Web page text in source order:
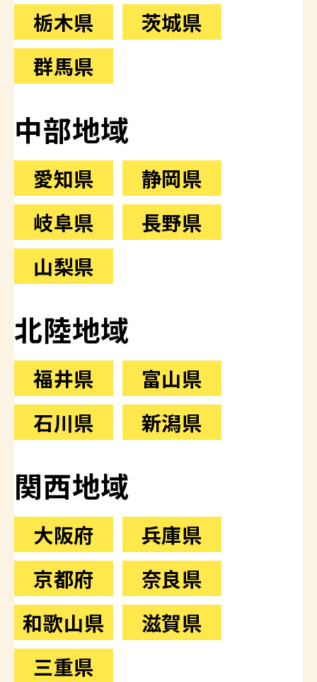
栃木県
茨城県
群馬県
中部地域
愛知県
静岡県
岐阜県
長野県
山梨県
北陸地域
福井県
富山県
石川県
新潟県
関西地域
大阪府
兵庫県
京都府
奈良県
和歌山県
滋賀県
三重県